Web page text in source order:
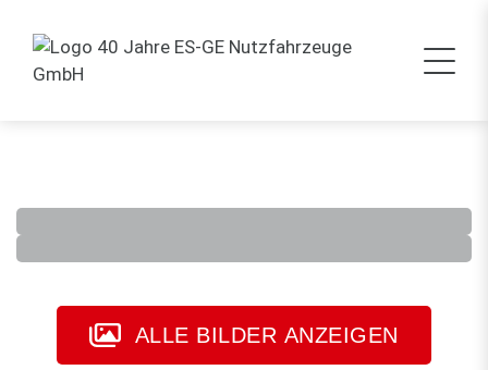
ALLE BILDER ANZEIGEN